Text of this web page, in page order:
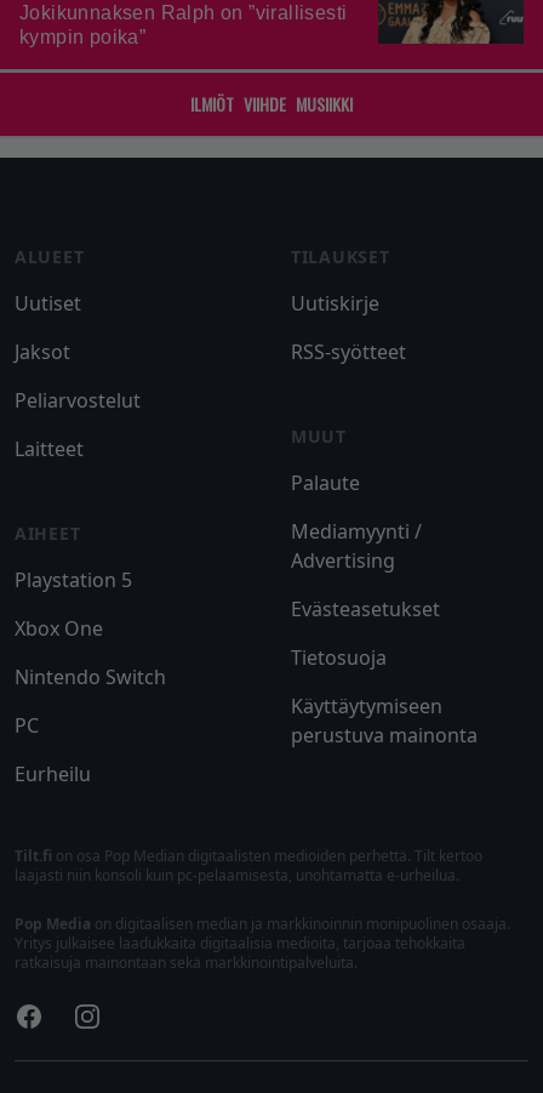
Jokikunnaksen Ralph on ”virallisesti
kympin poika”
ILMIÖT VIIHDE MUSIIKKI
ALUEET
Uutiset
Jaksot
Peliarvostelut
Laitteet
AIHEET
Playstation 5
Xbox One
Nintendo Switch
PC
Eurheilu
TILAUKSET
Uutiskirje
RSS-syötteet
MUUT
Palaute
Mediamyynti /
Advertising
Evästeasetukset
Tietosuoja
Käyttäytymiseen
perustuva mainonta
Tilt.fi on osa Pop Median digitaalisten medioiden perhettä. Tilt kertoo
laajasti niin konsoli kuin pc-pelaamisesta, unohtamatta e-urheilua.
Pop Media on digitaalisen median ja markkinoinnin monipuolinen osaaja.
Yritys julkaisee laadukkaita digitaalisia medioita, tarjoaa tehokkaita
ratkaisuja mainontaan sekä markkinointipalveluita.
FacebookInstagram